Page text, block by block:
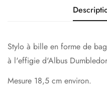
Stylo à bille en forme de
à l'effigie d'Albus
Mesure 18,5 cm environ.